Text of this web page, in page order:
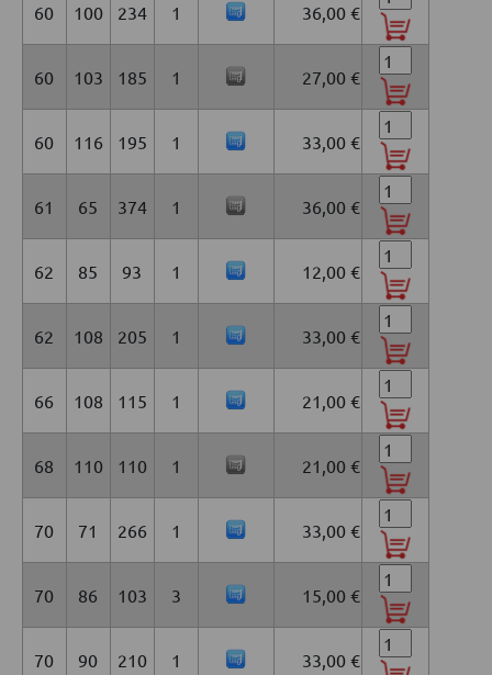
60 100 234 1 36,00 €
60 103 185 1 27,00 €
60 116 195 1 33,00 €
61 65 374 1 36,00 €
62 85 93 1 12,00 €
62 108 205 1 33,00 €
66 108 115 1 21,00 €
68 110 110 1 21,00 €
70 71 266 1 33,00 €
70 86 103 3 15,00 €
70 90 210 1 33,00 €